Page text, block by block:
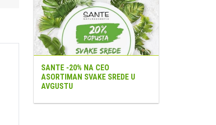
SANTE -20% NA CEO
ASORTIMAN SVAKE SREDE U
AVGUSTU